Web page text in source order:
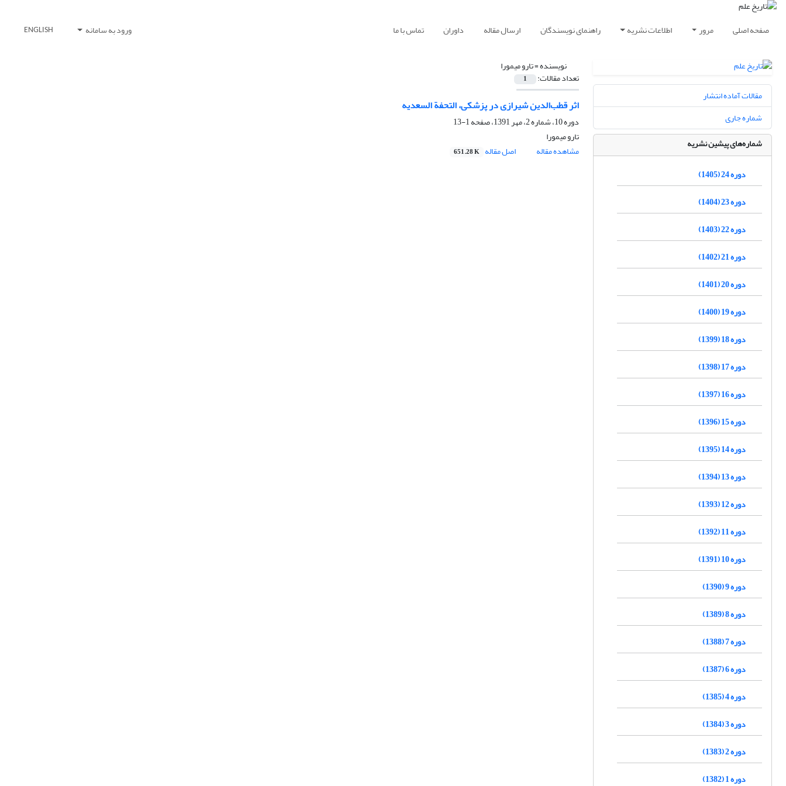
صفحه اصلی مرور اطلاعات نشریه راهنمای نویسندگان ارسال مقاله داوران تماس با ما ورود به سامانه ENGLISH
نویسنده =تارو میمورا
تعداد مقالات: 1
اثر قطب‌الدین شیرازی در پزشکی، التحفة السعدیه
دوره 10، شماره 2، مهر 1391، صفحه
1-13
تارو میمورا
مشاهده مقاله
اصل مقاله 651.28 K
مقالات آماده انتشار
شماره جاری
شماره‌های پیشین نشریه
دوره 24 (1405)
دوره 23 (1404)
دوره 22 (1403)
دوره 21 (1402)
دوره 20 (1401)
دوره 19 (1400)
دوره 18 (1399)
دوره 17 (1398)
دوره 16 (1397)
دوره 15 (1396)
دوره 14 (1395)
دوره 13 (1394)
دوره 12 (1393)
دوره 11 (1392)
دوره 10 (1391)
دوره 9 (1390)
دوره 8 (1389)
دوره 7 (1388)
دوره 6 (1387)
دوره 4 (1385)
دوره 3 (1384)
دوره 2 (1383)
دوره 1 (1382)